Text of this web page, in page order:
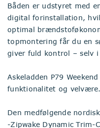
Båden er udstyret med
digital forinstallation,
optimal
topmontering får du en
giver fuld kontrol – selv
Askeladden P79
funktionalitet og velvære.
Den medfølgende
-Zipwake Dynamic Trim-